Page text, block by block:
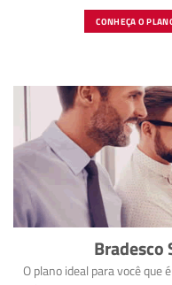
CONHEÇA O
Bradesco
O plano ideal para você que